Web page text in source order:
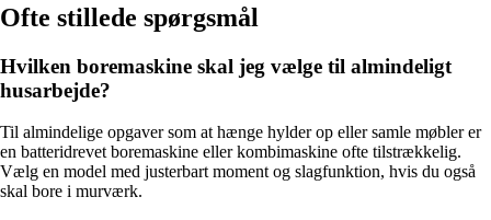
Ofte stillede spørgsmål
Hvilken boremaskine skal jeg vælge til almindeligt
husarbejde?
Til almindelige opgaver som at hænge hylder op eller samle møbler er
en batteridrevet boremaskine eller kombimaskine ofte tilstrækkelig.
Vælg en model med justerbart moment og slagfunktion, hvis du også
skal bore i murværk.